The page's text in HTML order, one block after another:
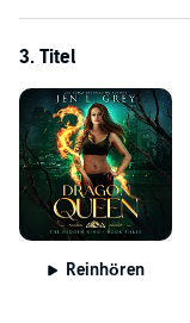
3. Titel
Reinhören